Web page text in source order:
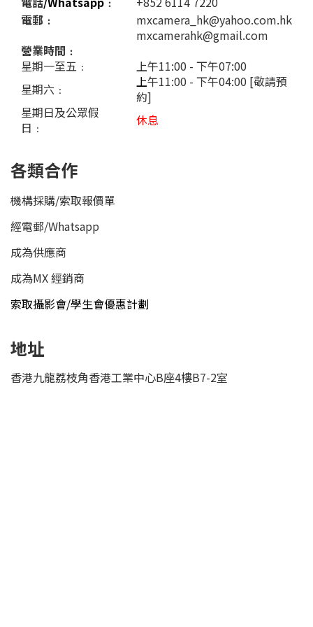
電郵﹕
mxcamera_hk@yahoo.com.hk
mxcamerahk@gmail.com
營業時間﹕
星期一至五﹕
上午11:00 - 下午07:00
星期六﹕
上午11:00 - 下午04:00 [敬請預
約]
星期日及公眾假
日﹕
休息
各類合作
機構採購/索取報價單
經電郵/Whatsapp
成為供應商
成為MX 經銷商
索取攝影會/學生會優惠計劃
地址
香港九龍荔枝角香港工業中心B座4樓B7-2室